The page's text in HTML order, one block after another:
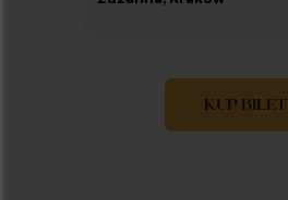
KUP BILET